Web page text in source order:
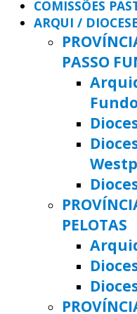
COMISSÕES
ARQUI /
PASSO
PELOTAS